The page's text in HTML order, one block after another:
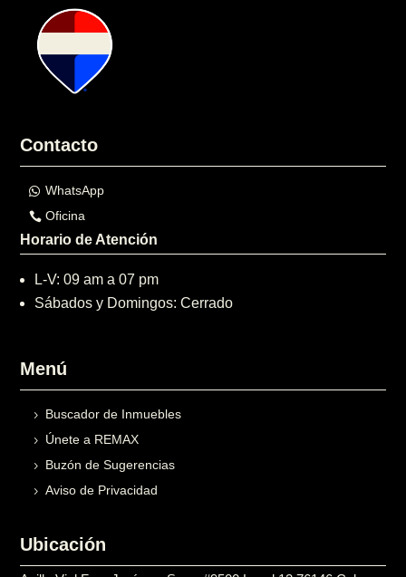
Contacto
WhatsApp
Oficina
Horario de Atención
L-V: 09 am a 07 pm
Sábados y Domingos: Cerrado
Menú
Buscador de Inmuebles
Únete a REMAX
Buzón de Sugerencias
Aviso de Privacidad
Ubicación